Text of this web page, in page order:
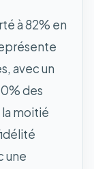
à 82% en
avec un
des
moitié
une